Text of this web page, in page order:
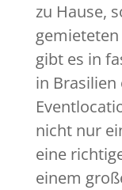
zu Hause,
gemieteten
gibt es in
in Brasilien
nicht nur
eine
einem